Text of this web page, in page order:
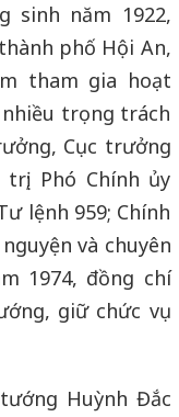
sinh năm 1922,
phố Hội An,
tham gia hoạt
nhiều trọng trách
Cục trưởng
Phó Chính ủy
lệnh 959; Chính
và chuyên
1974, đồng chí
giữ chức vụ
Huỳnh Đắc